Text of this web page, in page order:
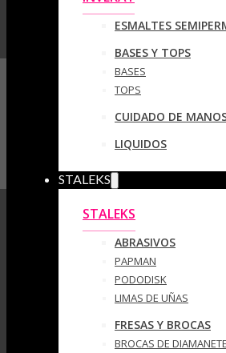
ESMALTES
BASES Y TOPS
BASES
TOPS
CUIDADO DE
LIQUIDOS
STALEKS
STALEKS
ABRASIVOS
PAPMAN
PODODISK
LIMAS DE UÑAS
FRESAS Y BROCAS
BROCAS DE DIAMANETE